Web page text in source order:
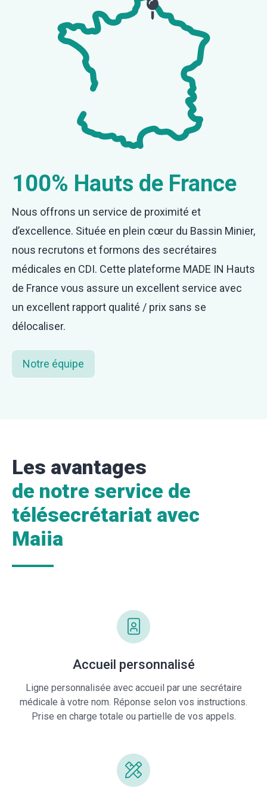
100% Hauts de France
Nous offrons un service de proximité et
d’excellence. Située en plein cœur du Bassin Minier,
nous recrutons et formons des secrétaires
médicales en CDI. Cette plateforme MADE IN Hauts
de France vous assure un excellent service avec
un excellent rapport qualité / prix sans se
délocaliser.
Notre équipe
Les avantages
de notre service de
télésecrétariat avec
Maiia
Accueil personnalisé
Ligne personnalisée avec accueil par une secrétaire
médicale à votre nom. Réponse selon vos instructions.
Prise en charge totale ou partielle de vos appels.